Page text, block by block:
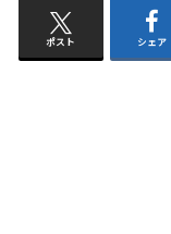
ポスト シェア